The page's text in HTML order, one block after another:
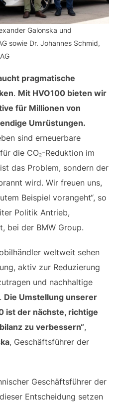
Galonska und
sowie Dr. Johannes Schmid,
pragmatische
. Mit HVO100 bieten wir
für Millionen von
Umrüstungen.
sind erneuerbare
die CO₂-Reduktion im
das Problem, sondern der
wird. Wir freuen uns,
Beispiel vorangeht“, so
Politik Antrieb,
bei der BMW Group.
weltweit sehen
aktiv zur Reduzierung
und nachhaltige
Die Umstellung unserer
ist der nächste, richtige
zu verbessern“,
, Geschäftsführer der
Geschäftsführer der
Entscheidung setzen